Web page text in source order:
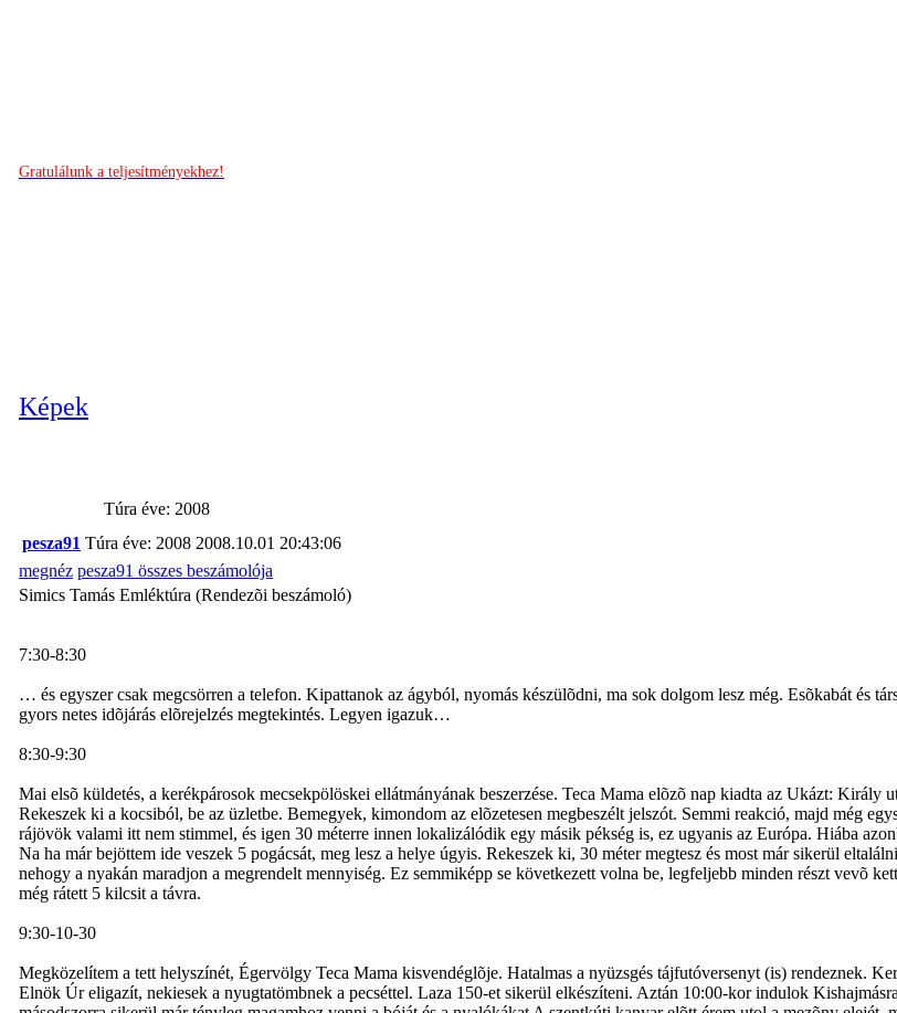
Gratulálunk a teljesítményekhez!
Képek
Túra éve: 2008
pesza91 Túra éve: 2008 2008.10.01 20:43:06
megnéz pesza91 összes beszámolója
Simics Tamás Emléktúra (Rendezõi beszámoló)
7:30-8:30
… és egyszer csak megcsörren a telefon. Kipattanok az ágyból, nyomás készülõdni, ma sok dolgom lesz még. Esõkabát és
gyors netes idõjárás elõrejelzés megtekintés. Legyen igazuk…
8:30-9:30
Mai elsõ küldetés, a kerékpárosok mecsekpölöskei ellátmányának beszerzése. Teca Mama elõzõ nap kiadta az Ukázt:
Rekeszek ki a kocsiból, be az üzletbe. Bemegyek, kimondom az elõzetesen megbeszélt jelszót. Semmi reakció, majd még
rájövök valami itt nem stimmel, és igen 30 méterre innen lokalizálódik egy másik pékség is, ez ugyanis az Európa. Hiába
Na ha már bejöttem ide veszek 5 pogácsát, meg lesz a helye úgyis. Rekeszek ki, 30 méter megtesz és most már sikerül
nehogy a nyakán maradjon a megrendelt mennyiség. Ez semmiképp se következett volna be, legfeljebb minden részt vevõ
még rátett 5 kilcsit a távra.
9:30-10-30
Megközelítem a tett helyszínét, Égervölgy Teca Mama kisvendéglõje. Hatalmas a nyüzsgés tájfutóversenyt (is) rendeznek.
Elnök Úr eligazít, nekiesek a nyugtatömbnek a pecséttel. Laza 150-et sikerül elkészíteni. Aztán 10:00-kor indulok